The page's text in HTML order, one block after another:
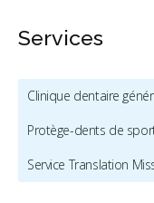
Services
Clinique dentaire
Protège-dents de
Service Translation